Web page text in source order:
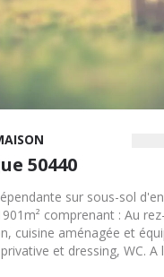
50440
sur sous-sol
comprenant : Au
cuisine aménagée et
et dressing, WC. A